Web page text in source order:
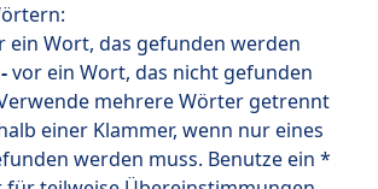
ein Wort, das gefunden werden
-vor ein Wort, das nicht gefunden
mehrere Wörter getrennt
einer Klammer, wenn nur eines
werden muss. Benutze ein *